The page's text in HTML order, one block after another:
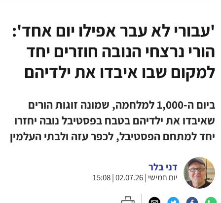
'עבורי לא עבר אפילו יום אחד':
הורי נרצחי הנובה חוזרים יחד
למקום שבו איבדו את ילדיהם
ביום ה-1,000 למלחמה, שמונה זוגות הורים
שאיבדו את ילדיהם בטבח בפסטיבל נובה יחזרו
יחד למתחם הפסטיבל, לכפר עזה ולבתי העלמין
דני בלר
יום חמישי | 02.07.26 | 15:08